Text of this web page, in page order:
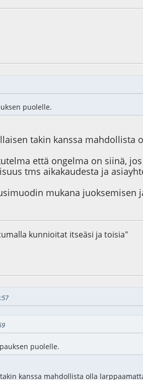
puolelle.
takin kanssa mahdollista
että ongelma on siinä,
tms aikakaudesta ja
mukana juoksemisen
kunnioitat itseäsi ja toisia"
puolelle.
kanssa mahdollista olla